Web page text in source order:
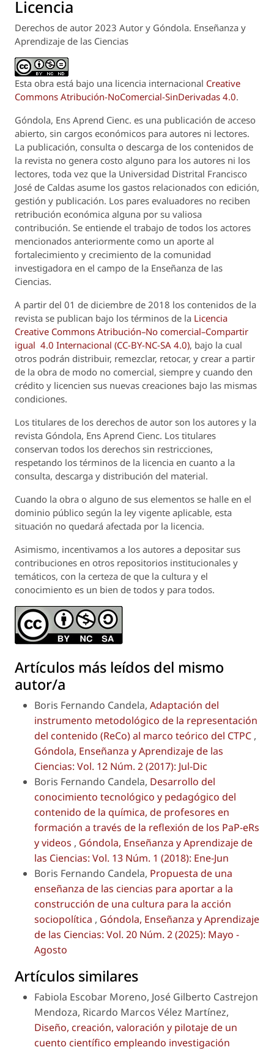
Licencia
Derechos de autor 2023 Autor y Góndola. Enseñanza y
Aprendizaje de las Ciencias
Esta obra está bajo una licencia internacional Creative
Commons Atribución-NoComercial-SinDerivadas 4.0.
Góndola, Ens Aprend Cienc. es una publicación de acceso
abierto, sin cargos económicos para autores ni lectores.
La publicación, consulta o descarga de los contenidos de
la revista no genera costo alguno para los autores ni los
lectores, toda vez que la Universidad Distrital Francisco
José de Caldas asume los gastos relacionados con edición,
gestión y publicación. Los pares evaluadores no reciben
retribución económica alguna por su valiosa
contribución. Se entiende el trabajo de todos los actores
mencionados anteriormente como un aporte al
fortalecimiento y crecimiento de la comunidad
investigadora en el campo de la Enseñanza de las
Ciencias.
A partir del 01 de diciembre de 2018 los contenidos de la
revista se publican bajo los términos de la Licencia
Creative Commons Atribución–No comercial–Compartir
igual 4.0 Internacional (CC-BY-NC-SA 4.0), bajo la cual
otros podrán distribuir, remezclar, retocar, y crear a partir
de la obra de modo no comercial, siempre y cuando den
crédito y licencien sus nuevas creaciones bajo las mismas
condiciones.
Los titulares de los derechos de autor son los autores y la
revista Góndola, Ens Aprend Cienc. Los titulares
conservan todos los derechos sin restricciones,
respetando los términos de la licencia en cuanto a la
consulta, descarga y distribución del material.
Cuando la obra o alguno de sus elementos se halle en el
dominio público según la ley vigente aplicable, esta
situación no quedará afectada por la licencia.
Asimismo, incentivamos a los autores a depositar sus
contribuciones en otros repositorios institucionales y
temáticos, con la certeza de que la cultura y el
conocimiento es un bien de todos y para todos.
Artículos más leídos del mismo
autor/a
Boris Fernando Candela, Adaptación del
instrumento metodológico de la representación
del contenido (ReCo) al marco teórico del CTPC ,
Góndola, Enseñanza y Aprendizaje de las
Ciencias: Vol. 12 Núm. 2 (2017): Jul-Dic
Boris Fernando Candela, Desarrollo del
conocimiento tecnológico y pedagógico del
contenido de la química, de profesores en
formación a través de la reflexión de los PaP-eRs
y videos , Góndola, Enseñanza y Aprendizaje de
las Ciencias: Vol. 13 Núm. 1 (2018): Ene-Jun
Boris Fernando Candela, Propuesta de una
enseñanza de las ciencias para aportar a la
construcción de una cultura para la acción
sociopolítica , Góndola, Enseñanza y Aprendizaje
de las Ciencias: Vol. 20 Núm. 2 (2025): Mayo -
Agosto
Artículos similares
Fabiola Escobar Moreno, José Gilberto Castrejon
Mendoza, Ricardo Marcos Vélez Martínez,
Diseño, creación, valoración y pilotaje de un
cuento científico empleando investigación